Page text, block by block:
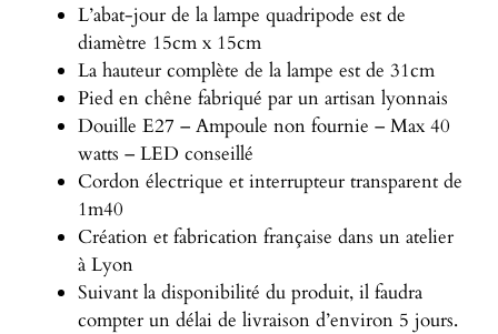
L’abat-jour de la lampe quadripode est de
diamètre 15cm x 15cm
La hauteur complète de la lampe est de 31cm
Pied en chêne fabriqué par un artisan lyonnais
Douille E27 – Ampoule non fournie – Max 40
watts – LED conseillé
Cordon électrique et interrupteur transparent de
1m40
Création et fabrication française dans un atelier
à Lyon
Suivant la disponibilité du produit, il faudra
compter un délai de livraison d’environ 5 jours.